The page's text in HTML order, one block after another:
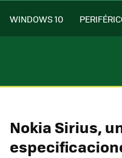
WINDOWS 10
Nokia Sirius,